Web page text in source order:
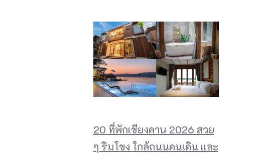
20 ที่พักเชียงคาน 2026 สวย
ๆ ริมโขง ใกล้ถนนคนเดิน และ